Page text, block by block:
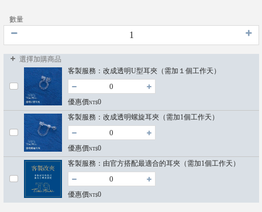
登
數量
選擇加購商品
客製服務：改成透明U型耳夾（需加１個工作天）
優惠價NT$0
客製服務：改成透明螺旋耳夾（需加1個工作天）
優惠價NT$0
客製服務：由官方搭配最適合的耳夾（需加1個工作天）
優惠價NT$0